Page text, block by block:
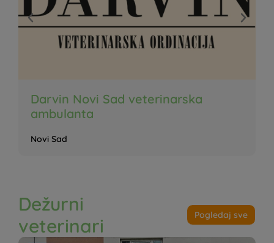
Darvin Novi Sad veterinarska
ambulanta
Novi Sad
Dežurni
veterinari
Pogledaj sve